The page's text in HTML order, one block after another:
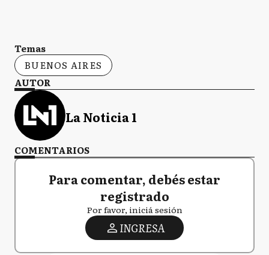
Temas
BUENOS AIRES
AUTOR
La Noticia 1
COMENTARIOS
Para comentar, debés estar
registrado
Por favor, iniciá sesión
INGRESA